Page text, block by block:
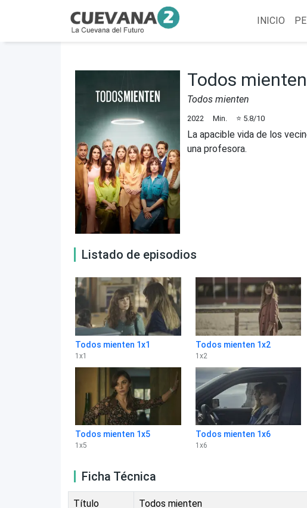
INICIO
Todos mienten
Todos mienten
2022 Min. ⭐ 5.8/10
La apacible vida de los
una profesora.
Listado de episodios
Todos mienten 1x1
1 x1
Todos mienten 1x2
1 x2
Todos mienten 1x5
1 x5
Todos mienten 1x6
1 x6
Ficha Técnica
Título Todos mienten